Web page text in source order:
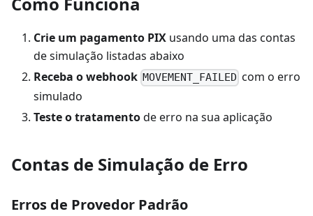
Crie um pagamento PIX usando uma das contas
de simulação listadas abaixo
Receba o webhook MOVEMENT_FAILED com o erro
simulado
Teste o tratamentode erro na sua aplicação
Contas de Simulação de Erro
Erros de Provedor Padrão